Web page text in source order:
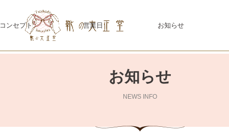
コンセプト 営業日 お知らせ
お知らせ
NEWS INFO